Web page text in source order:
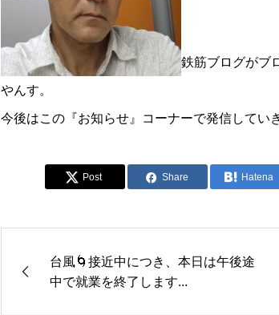
鉄筋ブログがブ
やんす。
今後はこの『お知らせ』コーナーで発信してい
Post Share Hatena
台風🌀接近中につき、本日は午後途
中で就業を終了します...